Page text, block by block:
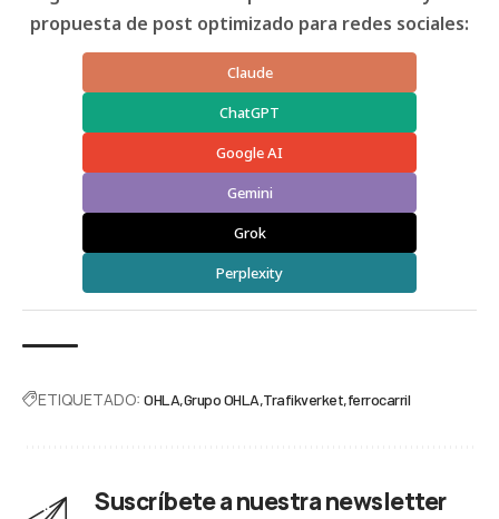
propuesta de post optimizado para redes sociales:
Claude
ChatGPT
Google AI
Gemini
Grok
Perplexity
ETIQUETADO: OHLA Grupo OHLA Trafikverket ferrocarril
Suscríbete a nuestra newsletter